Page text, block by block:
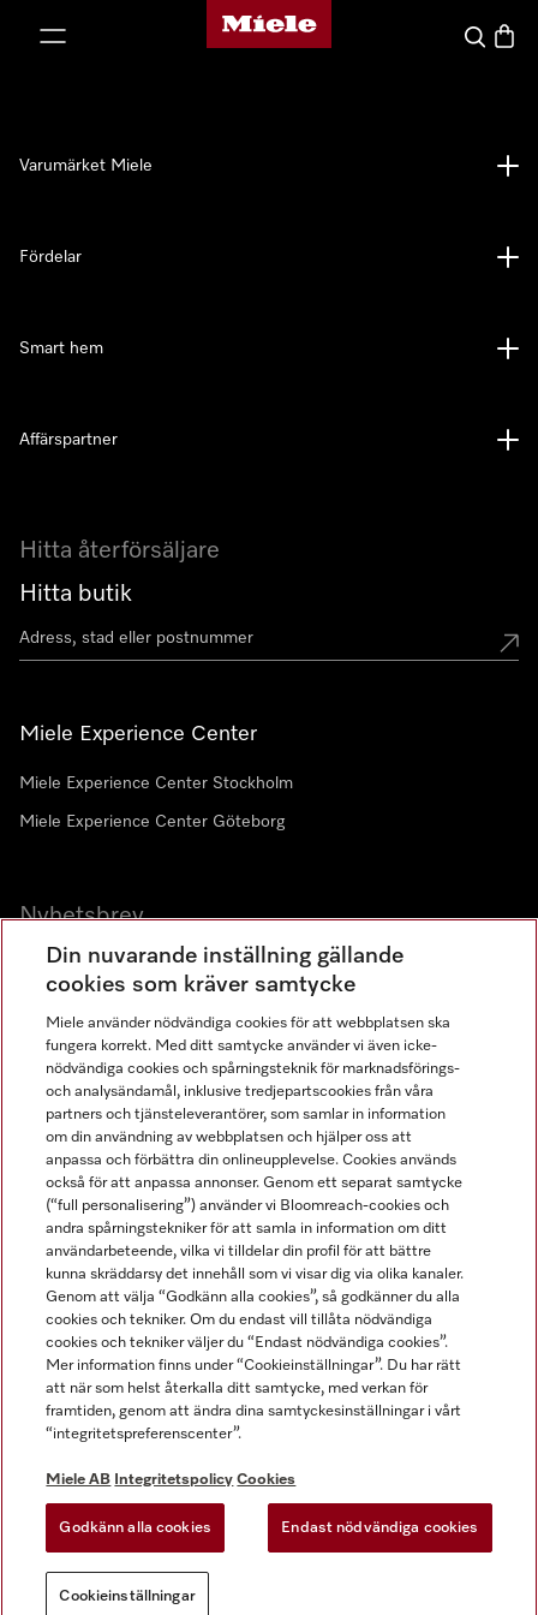
Mieles hemsida
Sök
Hitta återförsäljare
Hitta butik
Miele Experience Center
Miele Experience Center Stockholm
Miele Experience Center Göteborg
Nyhetsbrev
Gå med i vår gemenskap
Varumärket Miele
Fördelar
Smart hem
Affärspartner
Miele AB
Allmänna villkor
Användarvillkor
Miele tillgänglighetsförklaring
Lagen om digitala tjänster
Miele på LinkedIn
Miele på Facebook
Miele på Instagram
Miele på Youtube
Din nuvarande inställning gällande
cookies som kräver samtycke
Miele använder nödvändiga cookies för att webbplatsen ska
fungera korrekt. Med ditt samtycke använder vi även icke-
nödvändiga cookies och spårningsteknik för marknadsförings-
och analysändamål, inklusive tredjepartscookies från våra
partners och tjänsteleverantörer, som samlar in information
om din användning av webbplatsen och hjälper oss att
anpassa och förbättra din onlineupplevelse. Cookies används
också för att anpassa annonser. Genom ett separat samtycke
(“full personalisering”) använder vi Bloomreach-cookies och
andra spårningstekniker för att samla in information om ditt
användarbeteende, vilka vi tilldelar din profil för att bättre
kunna skräddarsy det innehåll som vi visar dig via olika kanaler.
Genom att välja “Godkänn alla cookies”, så godkänner du alla
cookies och tekniker. Om du endast vill tillåta nödvändiga
cookies och tekniker väljer du “Endast nödvändiga cookies”.
Mer information finns under “Cookieinställningar”. Du har rätt
att när som helst återkalla ditt samtycke, med verkan för
framtiden, genom att ändra dina samtyckesinställningar i vårt
“integritetspreferenscenter”.
Miele AB Integritetspolicy Cookies
Godkänn alla cookies Endast nödvändiga cookies
Cookieinställningar